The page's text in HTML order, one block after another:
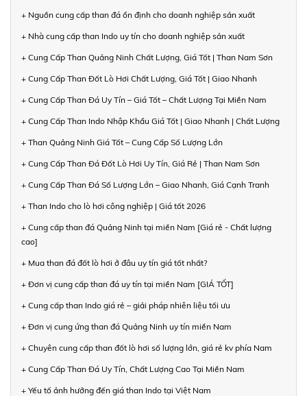
+ Nguồn cung cấp than đá ổn định cho doanh nghiệp sản xuất
+ Nhà cung cấp than Indo uy tín cho doanh nghiệp sản xuất
+ Cung Cấp Than Quảng Ninh Chất Lượng, Giá Tốt | Than Nam Sơn
+ Cung Cấp Than Đốt Lò Hơi Chất Lượng, Giá Tốt | Giao Nhanh
+ Cung Cấp Than Đá Uy Tín – Giá Tốt – Chất Lượng Tại Miền Nam
+ Cung Cấp Than Indo Nhập Khẩu Giá Tốt | Giao Nhanh | Chất Lượng
+ Than Quảng Ninh Giá Tốt – Cung Cấp Số Lượng Lớn
+ Cung Cấp Than Đá Đốt Lò Hơi Uy Tín, Giá Rẻ | Than Nam Sơn
+ Cung Cấp Than Đá Số Lượng Lớn – Giao Nhanh, Giá Cạnh Tranh
+ Than Indo cho lò hơi công nghiệp | Giá tốt 2026
+ Cung cấp than đá Quảng Ninh tại miền Nam [Giá rẻ - Chất lượng
cao]
+ Mua than đá đốt lò hơi ở đâu uy tín giá tốt nhất?
+ Đơn vị cung cấp than đá uy tín tại miền Nam [GIÁ TỐT]
+ Cung cấp than Indo giá rẻ – giải pháp nhiên liệu tối ưu
+ Đơn vị cung ứng than đá Quảng Ninh uy tín miền Nam
+ Chuyên cung cấp than đốt lò hơi số lượng lớn, giá rẻ kv phía Nam
+ Cung Cấp Than Đá Uy Tín, Chất Lượng Cao Tại Miền Nam
+ Yếu tố ảnh hưởng đến giá than Indo tại Việt Nam